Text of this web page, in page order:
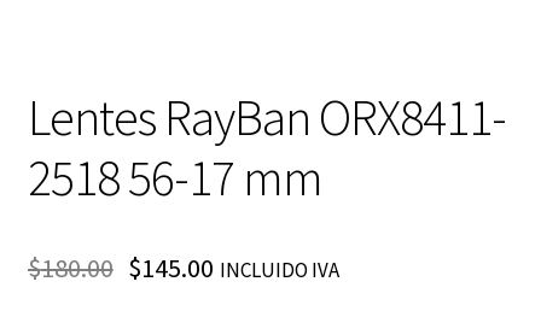
Lentes RayBan ORX8411-
2518 56-17 mm
$180.00 $145.00 INCLUIDO IVA